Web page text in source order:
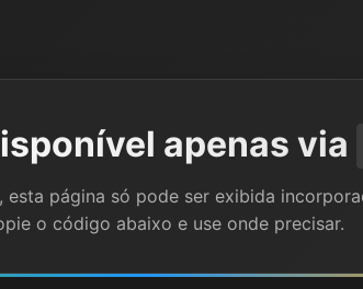
apenas via
esta página só pode ser exibida
o código abaixo e use onde precisar.